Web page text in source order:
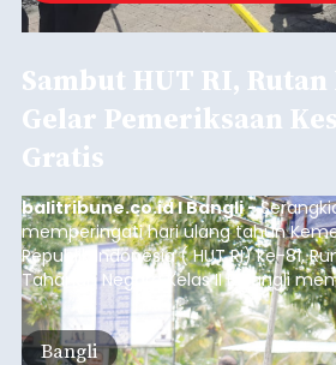
Sambut HUT RI,
Gelar Pemeriksaan
Gratis
balitribune.co.id I Bangli -
memperingati hari ulang tahun
Republik Indonesia ( HUT RI) ke-81,
Tahanan Negara Kelas II B Bangli
kegiatan pemeriksaan kesehatan
(6/8/2026).
Bangli